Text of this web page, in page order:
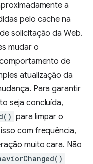
a
pelo cache na
solicitação da Web.
mudar o
de
atualização da
Para garantir
seja concluída,
para limpar o
com frequência,
muito cara. Não